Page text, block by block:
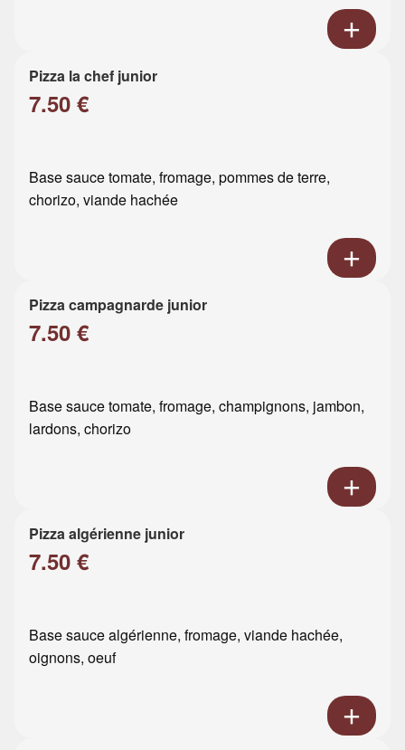
Pizza la chef junior
7.50 €
Base sauce tomate, fromage, pommes de terre,
chorizo, viande hachée
Pizza campagnarde junior
7.50 €
Base sauce tomate, fromage, champignons, jambon,
lardons, chorizo
Pizza algérienne junior
7.50 €
Base sauce algérienne, fromage, viande hachée,
oignons, oeuf